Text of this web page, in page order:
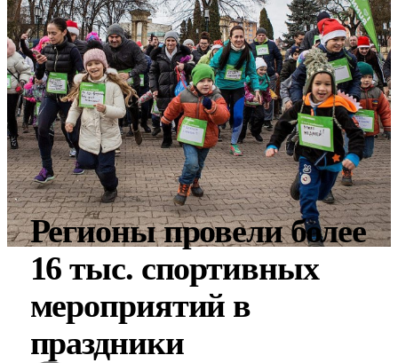
Регионы провели более
16 тыс. спортивных
мероприятий в
праздники